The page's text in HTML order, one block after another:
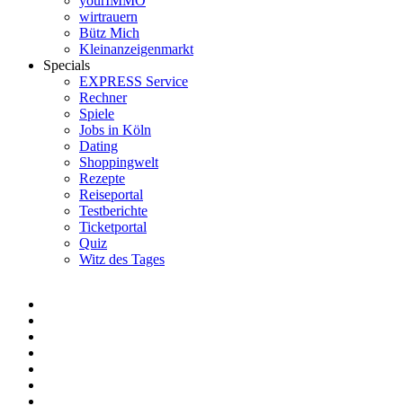
wirtrauern
Bütz Mich
Kleinanzeigenmarkt
Specials
EXPRESS Service
Rechner
Spiele
Jobs in Köln
Dating
Shoppingwelt
Rezepte
Reiseportal
Testberichte
Ticketportal
Quiz
Witz des Tages